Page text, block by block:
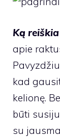
Ką
apie
kad
kelionę.
būti
su